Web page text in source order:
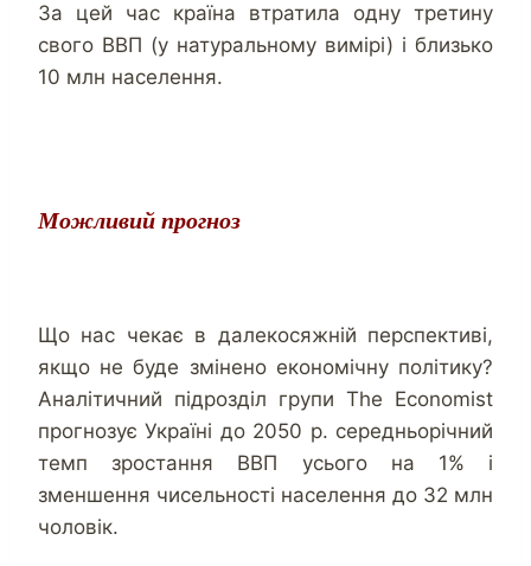
За цей час країна втратила одну третину
свого ВВП (у натуральному вимірі) і близько
10 млн населення.
Можливий прогноз
Що нас чекає в далекосяжній перспективі,
якщо не буде змінено економічну політику?
Аналітичний підрозділ групи The Economist
прогнозує Україні до 2050 р. середньорічний
темп зростання ВВП усього на 1% і
зменшення чисельності населення до 32 млн
чоловік.